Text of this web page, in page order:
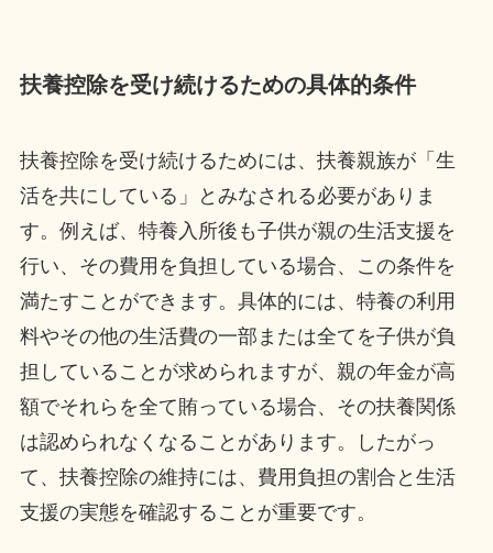
扶養控除を受け続けるための具体的条件
扶養控除を受け続けるためには、扶養親族が「生
活を共にしている」とみなされる必要がありま
す。例えば、特養入所後も子供が親の生活支援を
行い、その費用を負担している場合、この条件を
満たすことができます。具体的には、特養の利用
料やその他の生活費の一部または全てを子供が負
担していることが求められますが、親の年金が高
額でそれらを全て賄っている場合、その扶養関係
は認められなくなることがあります。したがっ
て、扶養控除の維持には、費用負担の割合と生活
支援の実態を確認することが重要です。